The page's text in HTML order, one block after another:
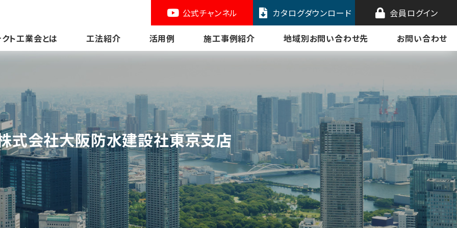
公式チャンネル カタログダウンロード 会員ログイン
ト工業会とは 工法紹介 活用例 施工事例紹介 地域別お問い合わせ先 お問い合わせ
式会社大阪防水建設社東京支店